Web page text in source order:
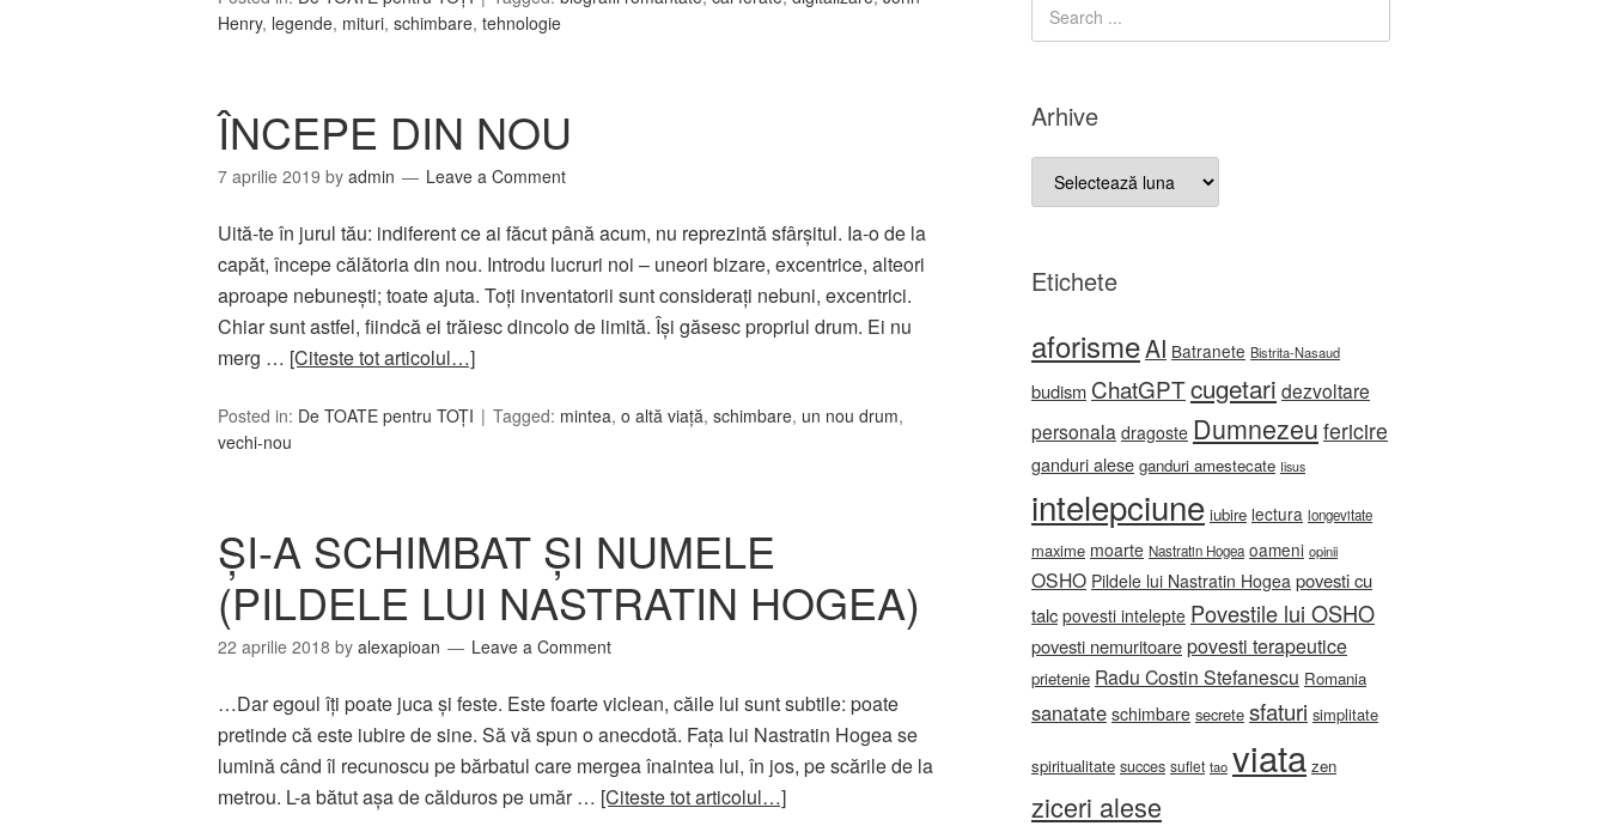
Henry, legende, mituri, schimbare, tehnologie
ÎNCEPE DIN NOU
7 aprilie 2019 by admin Leave a Comment
Uită-te în jurul tău: indiferent ce ai făcut până acum, nu reprezintă sfârşitul. Ia-o de la
capăt, începe călătoria din nou. Introdu lucruri noi – uneori bizare, excentrice, alteori
aproape nebuneşti; toate ajuta. Toţi inventatorii sunt consideraţi nebuni, excentrici.
Chiar sunt astfel, fiindcă ei trăiesc dincolo de limită. Îşi găsesc propriul drum. Ei nu
merg … [Citeste tot articolul…]
Posted in: De TOATE pentru TOȚI Tagged: mintea, o altă viaţă, schimbare, un nou drum,
vechi-nou
ŞI-A SCHIMBAT ŞI NUMELE
(PILDELE LUI NASTRATIN HOGEA)
22 aprilie 2018 by alexapioan Leave a Comment
…Dar egoul îți poate juca și feste. Este foarte viclean, căile lui sunt subtile: poate
pretinde că este iubire de sine. Să vă spun o anecdotă. Fața lui Nastratin Hogea se
lumină când îl recunoscu pe bărbatul care mergea înaintea lui, în jos, pe scările de la
metrou. L-a bătut așa de călduros pe umăr … [Citeste tot articolul…]
Arhive
Arhive
Etichete
aforismeAI Batranete Bistrita-Nasaud
budism ChatGPTcugetari dezvoltare
personala dragoste Dumnezeu fericire
ganduri alese ganduri amestecate Iisus
intelepciune iubire lectura longevitate
maxime moarte Nastratin Hogea oameni opinii
OSHO Pildele lui Nastratin Hogea povesti cu
talc povesti intelepte Povestile lui OSHO
povesti nemuritoarepovesti terapeutice
prietenie Radu Costin Stefanescu Romania
sanatate schimbare secrete sfaturi simplitate
spiritualitate succes suflet tao viata zen
ziceri alese